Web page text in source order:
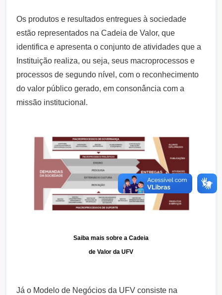
Os produtos e resultados entregues à sociedade
estão representados na Cadeia de Valor, que
identifica e apresenta o conjunto de atividades que a
Instituição realiza, ou seja, seus macroprocessos e
processos de segundo nível, com o reconhecimento
do valor público gerado, em consonância com a
missão institucional.
Saiba mais sobre a Cadeia
de Valor da UFV
Já o Modelo de Negócios da UFV consiste na